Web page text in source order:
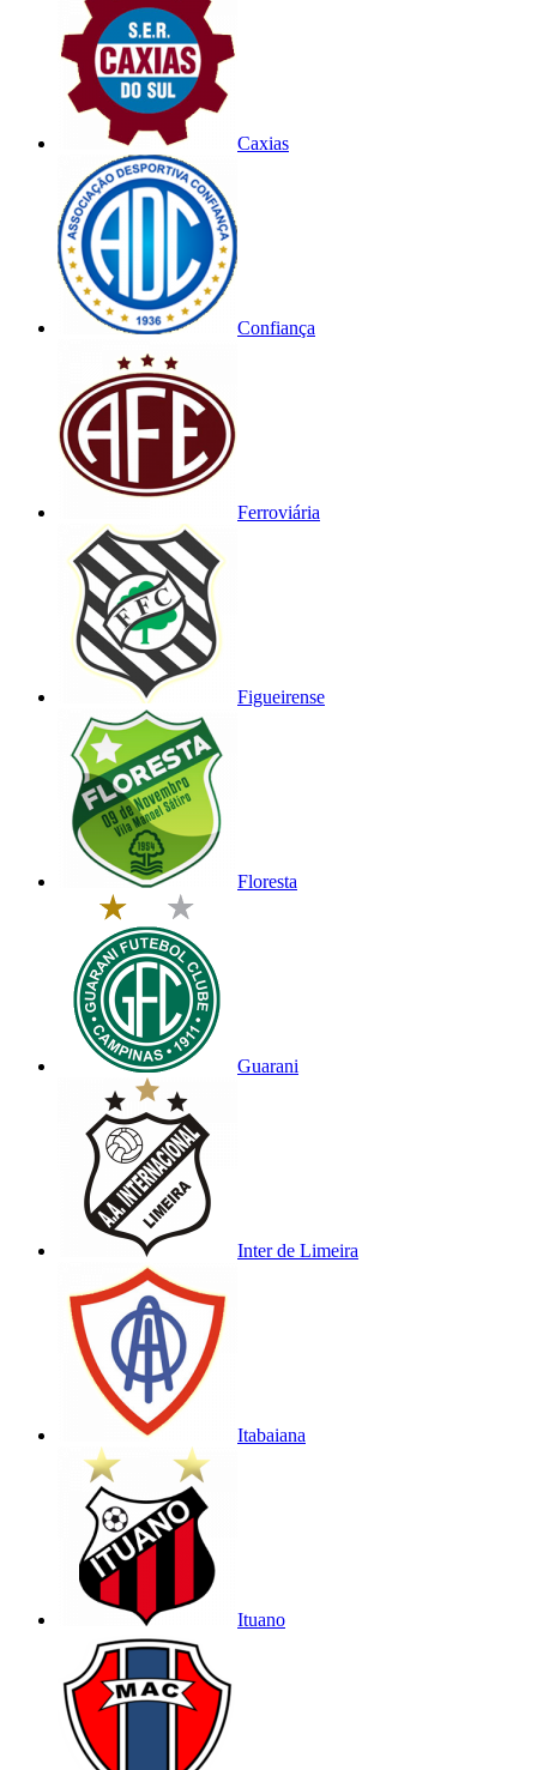
Caxias
Confiança
Ferroviária
Figueirense
Floresta
Guarani
Inter de Limeira
Itabaiana
Ituano